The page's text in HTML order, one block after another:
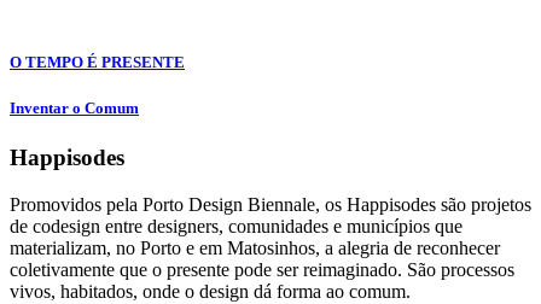
O TEMPO É PRESENTE
Inventar o Comum
Happisodes
Promovidos pela Porto Design Biennale, os Happisodes são projetos
de codesign entre designers, comunidades e municípios que
materializam, no Porto e em Matosinhos, a alegria de reconhecer
coletivamente que o presente pode ser reimaginado. São processos
vivos, habitados, onde o design dá forma ao comum.